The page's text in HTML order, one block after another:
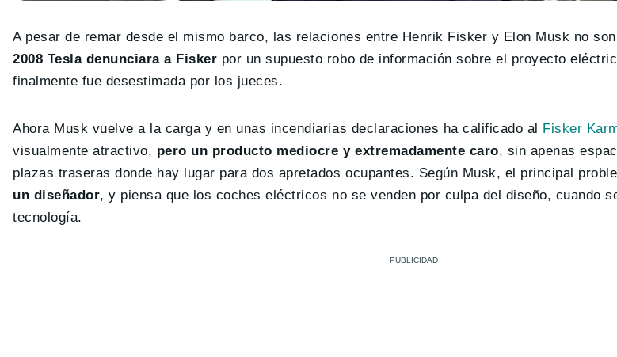
A pesar de remar desde el mismo barco, las relaciones entre Henrik Fisker y Elon Musk no
2008 Tesla denunciara a Fisker por un supuesto robo de información sobre el proyecto
finalmente fue desestimada por los jueces.
Ahora Musk vuelve a la carga y en unas incendiarias declaraciones ha calificado al Fisker
visualmente atractivo, pero un producto mediocre y extremadamente caro, sin apenas
plazas traseras donde hay lugar para dos apretados ocupantes. Según Musk, el principal
un diseñador, y piensa que los coches eléctricos no se venden por culpa del diseño, cuando
tecnología.